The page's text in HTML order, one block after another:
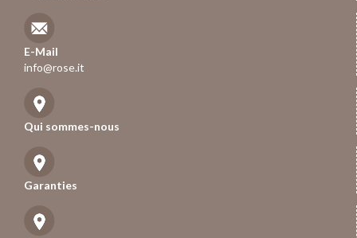
E-Mail
info@rose.it
Qui sommes-nous
Garanties